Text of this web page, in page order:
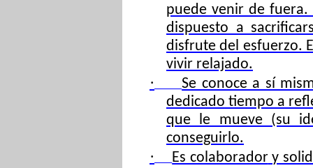
puede venir de
dispuesto a
disfrute del esfuerzo.
vivir relajado.
·
Se conoce a sí
dedicado tiempo a
que le mueve (su
conseguirlo.
· Es colaboradory